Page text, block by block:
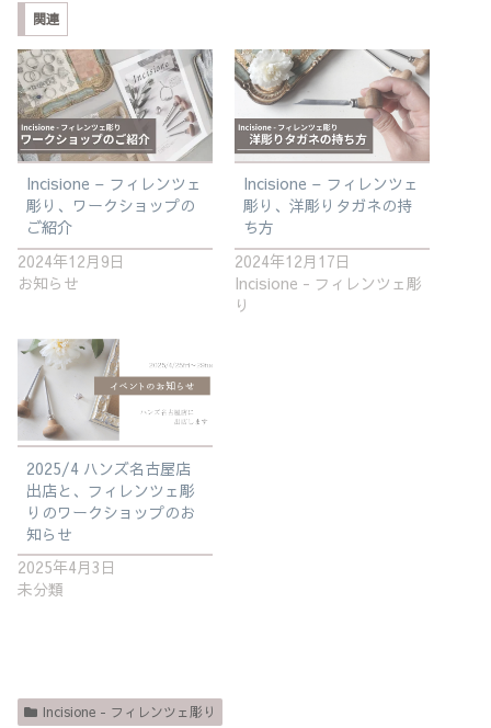
関連
Incisione – フィレンツェ
彫り、ワークショップの
ご紹介
2024年12月9日
お知らせ
Incisione – フィレンツェ
彫り、洋彫りタガネの持
ち方
2024年12月17日
Incisione - フィレンツェ彫
り
2025/4 ハンズ名古屋店
出店と、フィレンツェ彫
りのワークショップのお
知らせ
2025年4月3日
未分類
Incisione - フィレンツェ彫り